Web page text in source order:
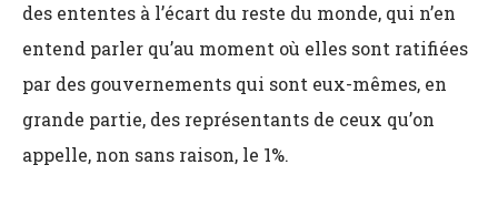
des ententes à l’écart du reste du monde, qui n’en
entend parler qu’au moment où elles sont ratifiées
par des gouvernements qui sont eux-mêmes, en
grande partie, des représentants de ceux qu’on
appelle, non sans raison, le 1%.